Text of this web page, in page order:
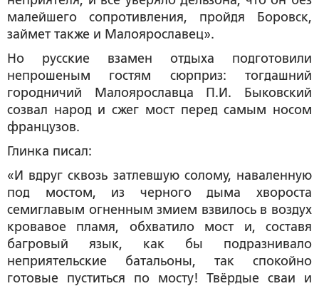
малейшего сопротивления, пройдя Боровск,
займет также и Малоярославец».
Но русские взамен отдыха подготовили
непрошеным гостям сюрприз: тогдашний
городничий Малоярославца П.И. Быковский
созвал народ и сжег мост перед самым носом
французов.
Глинка писал:
«И вдруг сквозь затлевшую солому, наваленную
под мостом, из черного дыма хвороста
семиглавым огненным змием взвилось в воздух
кровавое пламя, обхватило мост и, составя
багровый язык, как бы подразнивало
неприятельские батальоны, так спокойно
готовые пуститься по мосту! Твёрдые сваи и